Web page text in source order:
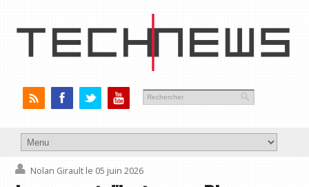
Nolan Girault le 05 juin 2026